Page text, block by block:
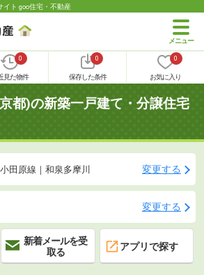
イト goo住宅・不動産
0
見た物件
0
保存した条件
0
お気に入り
都)の新築一戸建て・分譲住宅
田原線｜和泉多摩川 変更する
変更する
新着メールを受
取る
アプリで探す